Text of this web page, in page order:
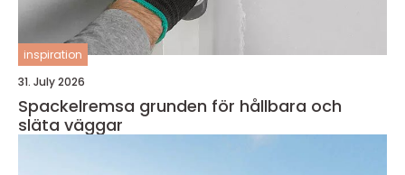
inspiration
31. July 2026
Spackelremsa grunden för hållbara och
släta väggar